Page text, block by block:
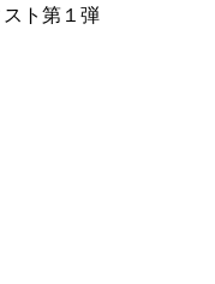
ト第１弾